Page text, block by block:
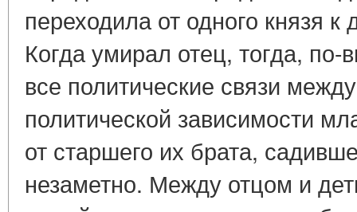
переходила от одного князя
Когда умирал отец, тогда,
все политические связи
политической зависимости
от старшего их брата,
незаметно. Между отцом и